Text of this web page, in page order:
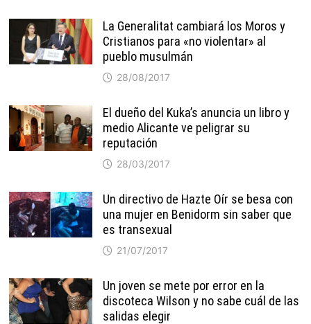
La Generalitat cambiará los Moros y
Cristianos para «no violentar» al
pueblo musulmán
28/08/2017
El dueño del Kuka’s anuncia un libro y
medio Alicante ve peligrar su
reputación
28/03/2017
Un directivo de Hazte Oír se besa con
una mujer en Benidorm sin saber que
es transexual
21/07/2017
Un joven se mete por error en la
discoteca Wilson y no sabe cuál de las
salidas elegir